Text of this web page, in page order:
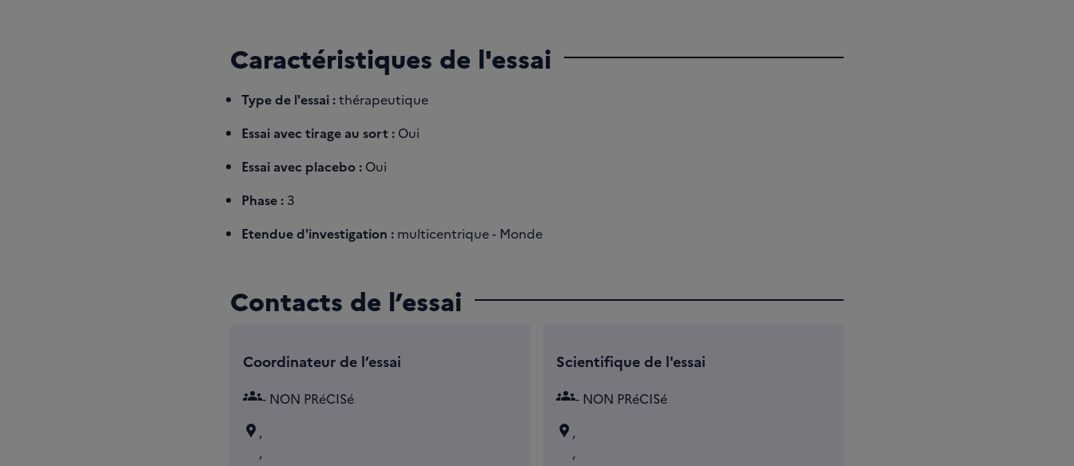
Caractéristiques de l'essai
Type de l'essai :thérapeutique
Essai avec tirage au sort : Oui
Essai avec placebo : Oui
Phase : 3
Etendue d'investigation : multicentrique - Monde
Contacts de l’essai
Coordinateur de l’essai
groups- NON PRéCISé
,
,
Scientifique de l'essai
groups- NON PRéCISé
,
,